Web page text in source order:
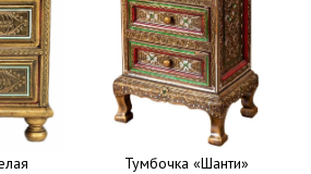
Тумбочка «Шанти»